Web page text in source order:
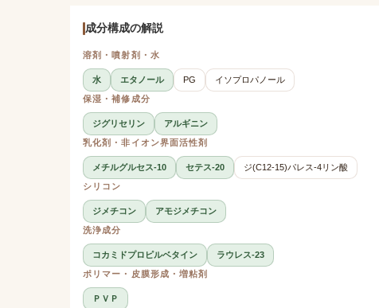
成分構成の解説
溶剤・噴射剤・水
水 エタノール PG
イソプロパノール
保湿・補修成分
ジグリセリン
アルギニン
乳化剤・非イオン界面活性剤
メチルグルセス-10 セテス-20
ジ(C12-15)パレス-4リン酸
シリコン
ジメチコン
アモジメチコン
洗浄成分
コカミドプロピルベタイン
ラウレス-23
ポリマー・皮膜形成・増粘剤
ＰＶＰ